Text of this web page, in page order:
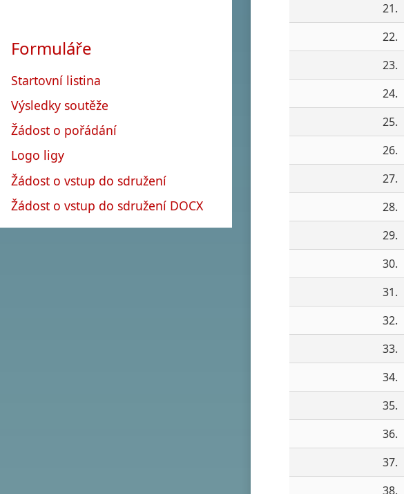
21.
22.
23.
24.
25.
26.
27.
28.
29.
30.
31.
32.
33.
34.
35.
36.
37.
38.
Formuláře
Startovní listina
Výsledky soutěže
Žádost o pořádání
Logo ligy
Žádost o vstup do sdružení
Žádost o vstup do sdružení DOCX